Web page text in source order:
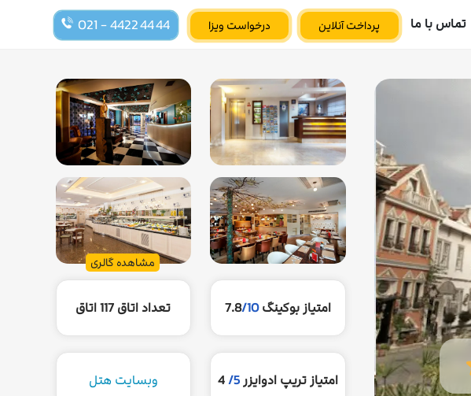
تماس با ما درخواست ویزا 021 - 4422 44 44 پرداخت آنلاین
مشاهده گالری
امتیاز بوکینگ 7.8/10 تعداد اتاق117 اتاق
امتیاز تریپ ادوایزر5/
4 وبسایت هتل